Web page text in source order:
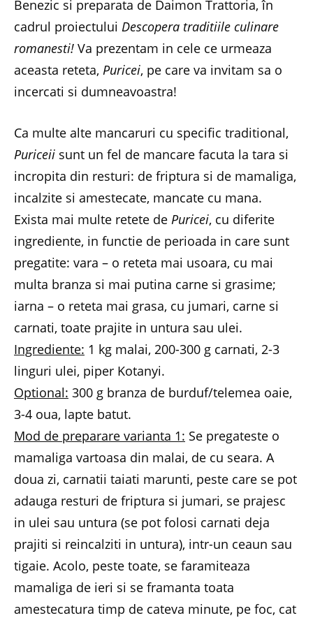
Benezic si preparata de Daimon Trattoria, în
cadrul proiectului Descopera traditiile culinare
romanesti! Va prezentam in cele ce urmeaza
aceasta reteta, Puricei, pe care va invitam sa o
incercati si dumneavoastra!
Ca multe alte mancaruri cu specific traditional,
Puriceii sunt un fel de mancare facuta la tara si
incropita din resturi: de friptura si de mamaliga,
incalzite si amestecate, mancate cu mana.
Exista mai multe retete de Puricei, cu diferite
ingrediente, in functie de perioada in care sunt
pregatite: vara – o reteta mai usoara, cu mai
multa branza si mai putina carne si grasime;
iarna – o reteta mai grasa, cu jumari, carne si
carnati, toate prajite in untura sau ulei.
Ingrediente: 1 kg malai, 200-300 g carnati, 2-3
linguri ulei, piper Kotanyi.
Optional: 300 g branza de burduf/telemea oaie,
3-4 oua, lapte batut.
Mod de preparare varianta 1: Se pregateste o
mamaliga vartoasa din malai, de cu seara. A
doua zi, carnatii taiati marunti, peste care se pot
adauga resturi de friptura si jumari, se prajesc
in ulei sau untura (se pot folosi carnati deja
prajiti si reincalziti in untura), intr-un ceaun sau
tigaie. Acolo, peste toate, se faramiteaza
mamaliga de ieri si se framanta toata
amestecatura timp de cateva minute, pe foc, cat